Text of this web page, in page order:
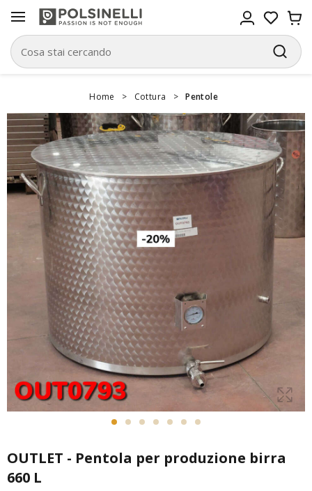
Home > Cottura > Pentole
OUTLET - Pentola per produzione birra
660 L